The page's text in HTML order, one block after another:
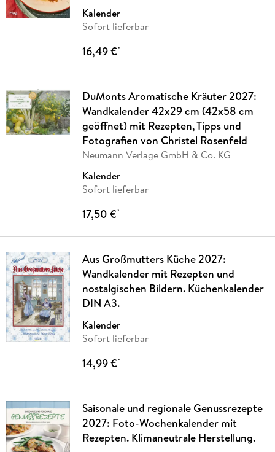
Kalender
Sofort lieferbar
16,49 €*
DuMonts Aromatische Kräuter 2027:
Wandkalender 42x29 cm (42x58 cm
geöffnet) mit Rezepten, Tipps und
Fotografien von Christel Rosenfeld
Neumann Verlage GmbH & Co. KG
Kalender
Sofort lieferbar
17,50 €*
Aus Großmutters Küche 2027:
Wandkalender mit Rezepten und
nostalgischen Bildern. Küchenkalender
DIN A3.
Kalender
Sofort lieferbar
14,99 €*
Saisonale und regionale Genussrezepte
2027: Foto-Wochenkalender mit
Rezepten. Klimaneutrale Herstellung.